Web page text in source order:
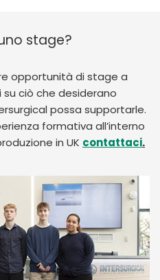
stage?
opportunità di stage a
ciò che desiderano
possa supportarle.
formativa all’interno
in UK contattaci.